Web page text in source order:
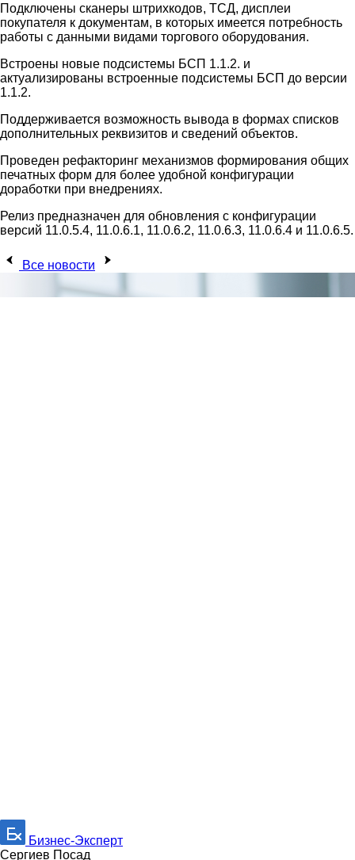
Подключены сканеры штрихкодов, ТСД, дисплеи
покупателя к документам, в которых имеется потребность
работы с данными видами торгового оборудования.
Встроены новые подсистемы БСП 1.1.2. и
актуализированы встроенные подсистемы БСП до версии
1.1.2.
Поддерживается возможность вывода в формах списков
дополнительных реквизитов и сведений объектов.
Проведен рефакторинг механизмов формирования общих
печатных форм для более удобной конфигурации
доработки при внедрениях.
Релиз предназначен для обновления с конфигурации
версий 11.0.5.4, 11.0.6.1, 11.0.6.2, 11.0.6.3, 11.0.6.4 и 11.0.6.5.
Все новости
Бизнес-Эксперт
Сергиев Посад